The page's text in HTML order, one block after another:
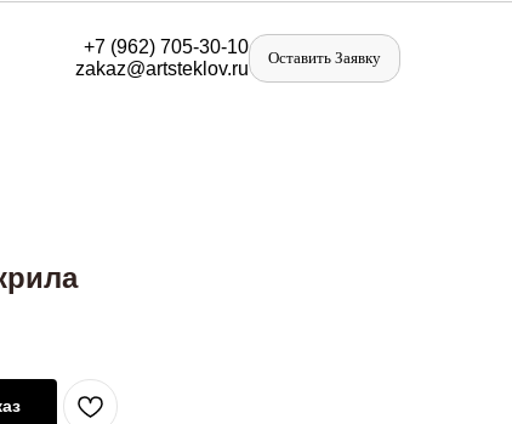
+7 (962) 705-30-10
zakaz@artsteklov.ru
Оставить Заявку